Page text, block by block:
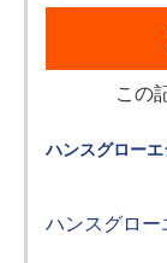
この
ハンスグロー
ハンスグロー